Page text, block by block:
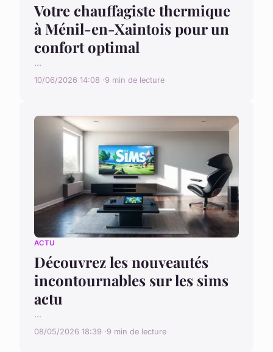
Votre chauffagiste thermique
à Ménil-en-Xaintois pour un
confort optimal
...
10/06/2026 14:08 9 min de lecture
ACTU
Découvrez les nouveautés
incontournables sur les sims
actu
...
08/05/2026 18:39 9 min de lecture